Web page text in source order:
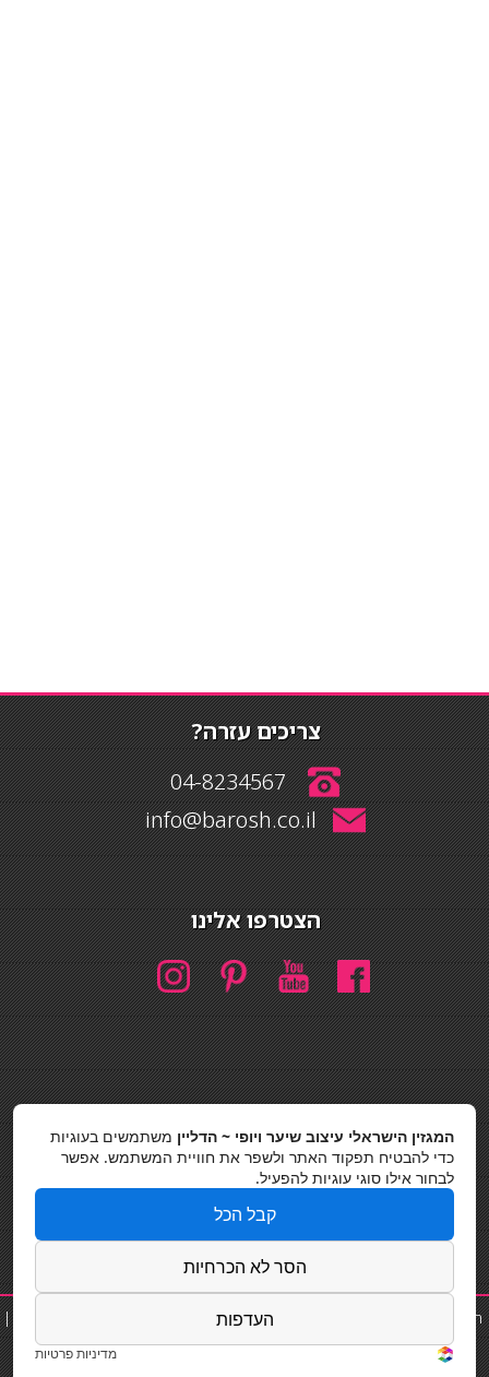
צריכים עזרה?
04-8234567
info@barosh.co.il
הצטרפו אלינו
חיפוש
חיפוש
כסאות בר
מדיניות פרטיות
תוספת שיער תוספות שיער
|
פאות
Powered by Barosh Ltd.
Designed by
המגזין הישראלי עיצוב שיער ויופי ~ הדליין משתמשים בעוגיות
כדי להבטיח תפקוד האתר ולשפר את חוויית המשתמש. אפשר
לבחור אילו סוגי עוגיות להפעיל.
קבל הכל
הסר לא הכרחיות
העדפות
מדיניות פרטיות